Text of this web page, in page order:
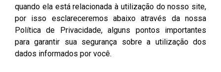
quando ela está relacionada à utilização do nosso site,
por isso esclareceremos abaixo através da nossa
Política de Privacidade, alguns pontos importantes
para garantir sua segurança sobre a utilização dos
dados informados por você.